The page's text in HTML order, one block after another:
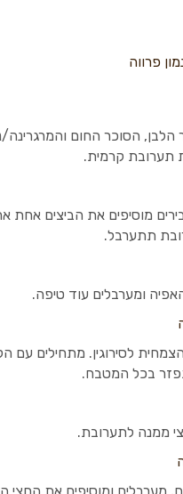
הסוכר החום והמרגרינה/
תערובת קרמית.
מוסיפים את הביצים אחת
תתערבל.
ומערבלים עוד טיפה.
לסירוגין. מתחילים עם
בכל המטבח.
ממנה לתערובת.